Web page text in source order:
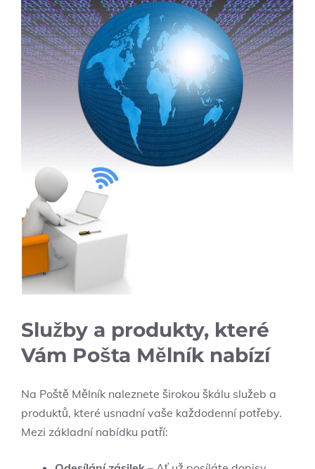
Služby ⁢a produkty, které
‌Vám Pošta Mělník nabízí
Na ⁤Poště Mělník naleznete širokou škálu služeb a
produktů, které usnadní ‌vaše každodenní potřeby.
Mezi⁤ základní nabídku patří: